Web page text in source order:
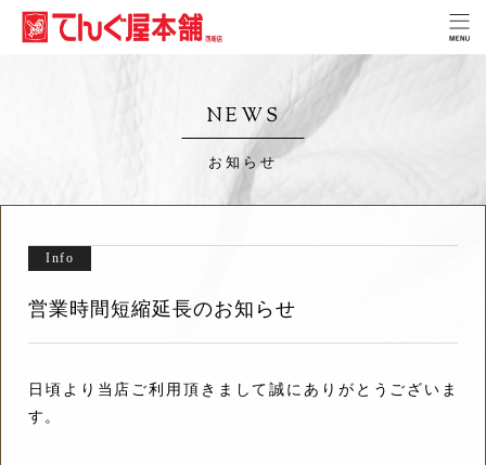
NEWS
お知らせ
営業時間短縮延長のお知らせ
Info
日頃より当店ご利用頂きまして誠にありがとうございま
す。